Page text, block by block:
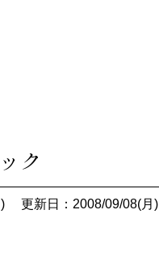
ク
更新日：2008/09/08(月)